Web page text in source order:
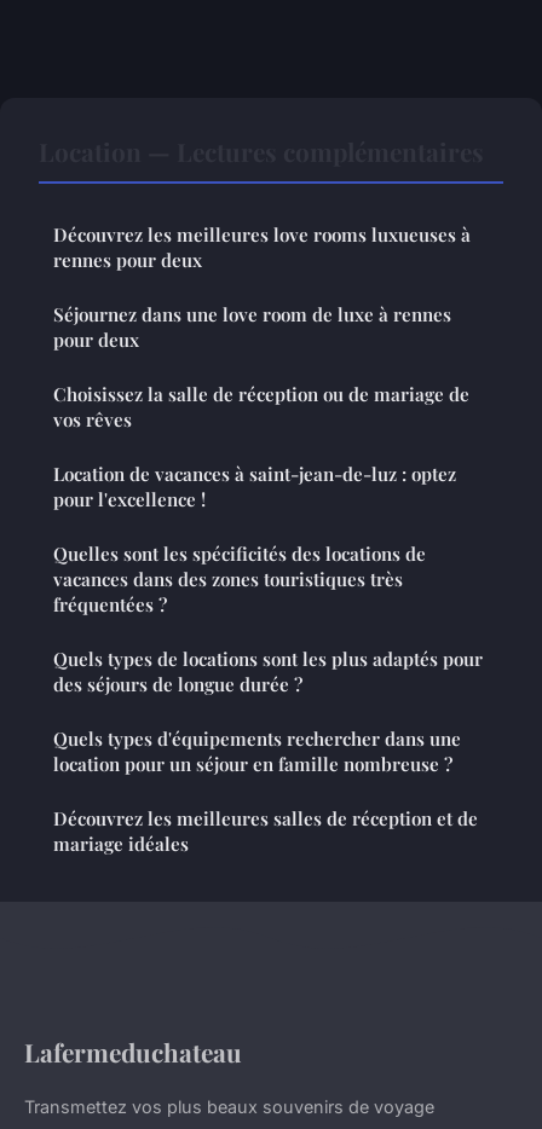
Découvrez les meilleures love rooms luxueuses à
rennes pour deux
Séjournez dans une love room de luxe à rennes
pour deux
Choisissez la salle de réception ou de mariage de
vos rêves
Location de vacances à saint-jean-de-luz : optez
pour l'excellence !
Quelles sont les spécificités des locations de
vacances dans des zones touristiques très
fréquentées ?
Quels types de locations sont les plus adaptés pour
des séjours de longue durée ?
Quels types d'équipements rechercher dans une
location pour un séjour en famille nombreuse ?
Découvrez les meilleures salles de réception et de
mariage idéales
Lafermeduchateau
Transmettez vos plus beaux souvenirs de voyage